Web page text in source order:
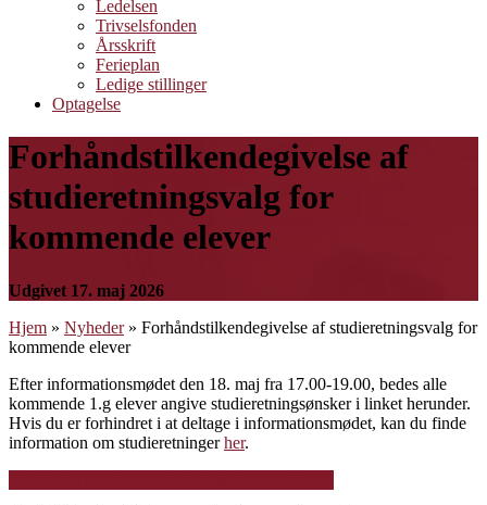
Ledelsen
Trivselsfonden
Årsskrift
Ferieplan
Ledige stillinger
Optagelse
Forhåndstilkendegivelse af
studieretningsvalg for
kommende elever
Udgivet 17. maj 2026
Hjem » Nyheder» Forhåndstilkendegivelse af studieretningsvalg for
kommende elever
Efter informationsmødet den 18. maj fra 17.00-19.00, bedes alle
kommende 1.g elever angive studieretningsønsker i linket herunder.
Hvis du er forhindret i at deltage i informationsmødet, kan du finde
information om studieretningerher.